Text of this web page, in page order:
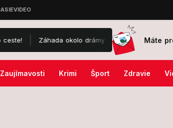
Záhada okolo drámy na kúpalisku v Diakovciach:
Máte
Zaujímavosti Krimi Šport Zdravie